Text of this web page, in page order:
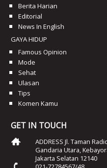
Berita Harian
Editorial
News In English
GAYA HIDUP
Famous Opinion
Mode
Sehat
Ulasan
Tips
Komen Kamu
GET IN TOUCH
ADDRESS Jl. Taman
Gandaria Utara,
Jakarta Selatan 12140